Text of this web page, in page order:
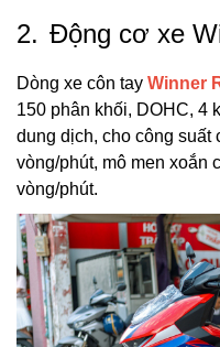
2. Động cơ xe
Dòng xe côn tay Winner
150 phân khối, DOHC, 4
dung dịch, cho công suất
vòng/phút, mô men xoắn
vòng/phút.